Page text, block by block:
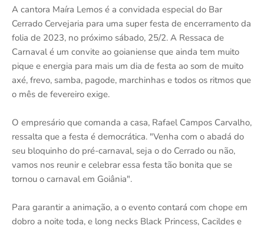
A cantora Maíra Lemos é a convidada especial do Bar
Cerrado Cervejaria para uma super festa de encerramento da
folia de 2023, no próximo sábado, 25/2. A Ressaca de
Carnaval é um convite ao goianiense que ainda tem muito
pique e energia para mais um dia de festa ao som de muito
axé, frevo, samba, pagode, marchinhas e todos os ritmos que
o mês de fevereiro exige.
O empresário que comanda a casa, Rafael Campos Carvalho,
ressalta que a festa é democrática. "Venha com o abadá do
seu bloquinho do pré-carnaval, seja o do Cerrado ou não,
vamos nos reunir e celebrar essa festa tão bonita que se
tornou o carnaval em Goiânia".
Para garantir a animação, a o evento contará com chope em
dobro a noite toda, e long necks Black Princess, Cacildes e